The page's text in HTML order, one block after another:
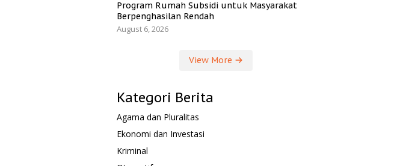
Program Rumah Subsidi untuk Masyarakat
Berpenghasilan Rendah
August 6, 2026
View More
Kategori Berita
Agama dan Pluralitas
Ekonomi dan Investasi
Kriminal